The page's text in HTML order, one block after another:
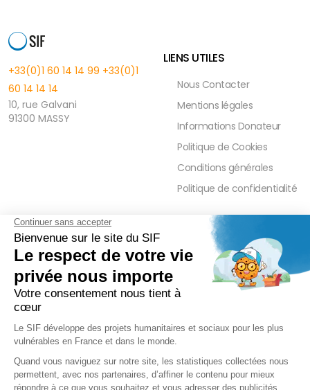
+33(0)1 60 14 14 99 +33(0)1
60 14 14 14
10, rue Galvani
91300 MASSY
LIENS UTILES
Nous Contacter
Mentions légales
Informations Donateur
Politique de Cookies
Conditions générales
Politique de confidentialité
FAQ
Réduction Fiscale
Ramadan 2026
Zakât Al Maal
Intérêts Bancaires
Parrainage Individuel
Waqf
PRESSE ET PARTENAIRE
Contact Presse
Communiqués de Presse
Actualités Presse